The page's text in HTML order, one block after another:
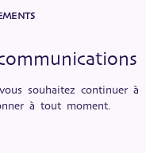
souhaitez continuer à
à tout moment.